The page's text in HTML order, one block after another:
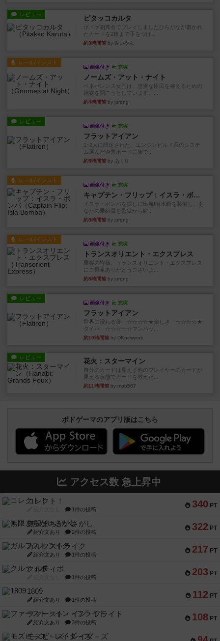
レビュー ピタッコカルタ
ボドゲ相席会でプレイしましたひらがなが書かれ
たカードを2枚まで手をつけ...
約3時間前 by みいやん
ルール/インスト
画像付き 充実
ノームズ・アット・ナイト
ベネボレンス女王は、忠実な臣民を称えるための
祝宴を開こうとしています。...
約4時間前 by jurong
レビュー
画像付き 充実
フラットアイアン
1~2人に限定された、エンジンビルド系のシステ
ム選んだ企業ボードに街で...
約5時間前 by あくり
ルール/インスト
画像付き 充実
キャプテン・フリップ：イスラ・ボンバ
イスラ・ボンバを探しに出航!潜水艦を装備し、あ
なたの乗組員を監獄から解...
約8時間前 by jurong
ルール/インスト
画像付き 充実
トランスオリエント・エクスプレス
乗客の皆様、トランスオリエント・エクスプレス
にご乗車ありがとうございま...
約8時間前 by jurong
レビュー
画像付き 充実
フラットアイアン
世界に浸れる度 ☆☆☆☆★楽しさ ☆☆☆☆★
タイパ ☆☆☆☆☆マンハッ...
約10時間前 by DKnewyork
レビュー 花火：スターマイン
自分のカードは見えず他のプレイヤーのカードが
見える状態でカードを教えた...
約11時間前 by mob567
ボドゲーマのアプリ版はこちら
アクセス数 急上昇中
340 PT
コレクト！
1件の投稿
322 PT
無限まちがいさがし
紹介文あり 2件の投稿
217 PT
ガルフストライク
紹介文あり 1件の投稿
203 PT
クルティボ
1件の投稿
112 PT
1809
紹介文あり 1件の投稿
108 PT
ファースト・イン・フライト
紹介文あり 3件の投稿
モズビ－ズ・レイダ－ズ